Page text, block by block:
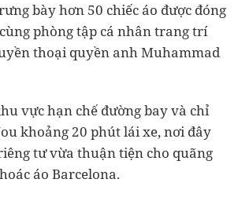
bày hơn 50 chiếc áo được đóng
phòng tập cá nhân trang trí
thoại quyền anh Muhammad
vực hạn chế đường bay và chỉ
khoảng 20 phút lái xe, nơi đây
tư vừa thuận tiện cho quãng
áo Barcelona.